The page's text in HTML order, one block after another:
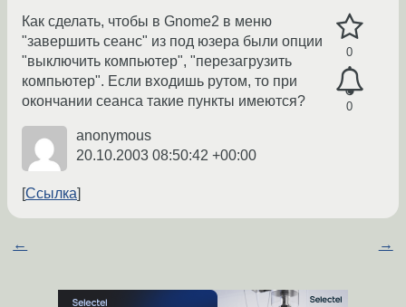
0
0
Как сделать, чтобы в Gnome2 в меню
"завершить сеанс" из под юзера были опции
"выключить компьютер", "перезагрузить
компьютер". Если входишь рутом, то при
окончании сеанса такие пункты имеются?
anonymous
20.10.2003 08:50:42 +00:00
Ссылка
← →